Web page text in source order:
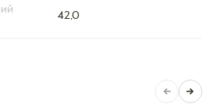
42,0